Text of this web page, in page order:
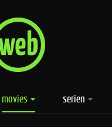
movies serien